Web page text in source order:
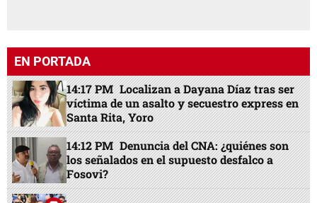
EN PORTADA
14:17 PM Localizan a Dayana Díaz tras ser
víctima de un asalto y secuestro express en
Santa Rita, Yoro
14:12 PM Denuncia del CNA: ¿quiénes son
los señalados en el supuesto desfalco a
Fosovi?